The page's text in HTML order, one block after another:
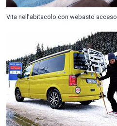
Vita nell’abitacolo con webasto acceso